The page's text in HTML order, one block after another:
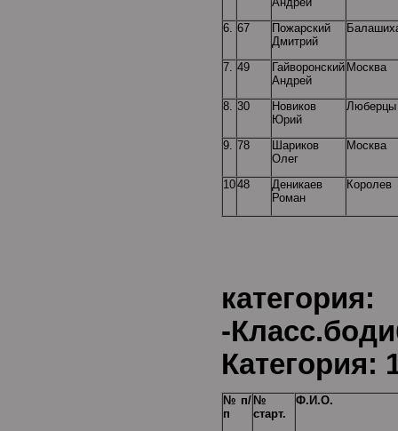
6. 67
Пожарский
Дмитрий
7. 49
Гайворонский
Андрей
Москва
8. 30
Новиков
Юрий
Люберцы
9. 78
Шариков
Олег
Москва
1048
Деникаев
Роман
Королев
-
Категория:
№ п/
п
№
старт.
Ф.И.О.